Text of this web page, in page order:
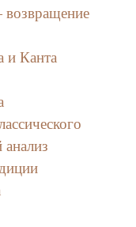
и Канта
анализ